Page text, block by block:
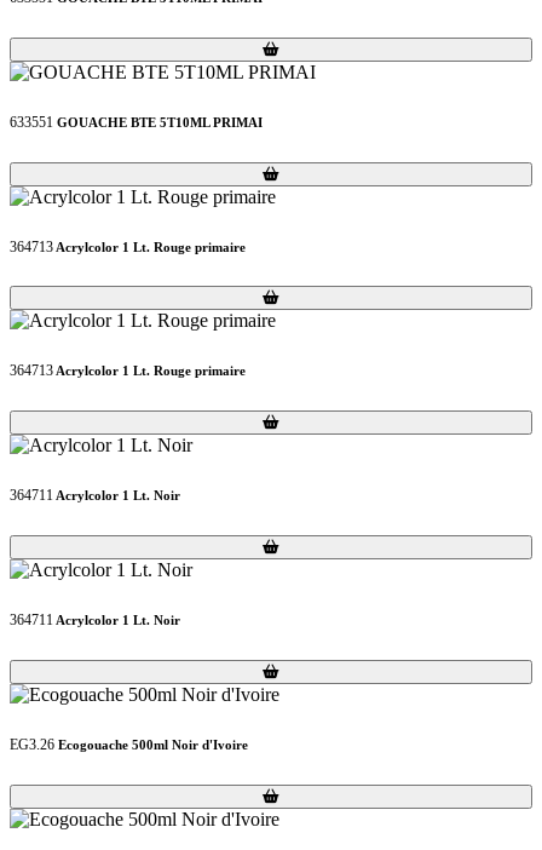
Loading...
Loading...
633551 GOUACHE BTE 5T10ML PRIMAI
Loading...
Loading...
364713 Acrylcolor 1 Lt. Rouge primaire
Loading...
Loading...
364713Acrylcolor 1 Lt. Rouge primaire
Loading...
Loading...
364711 Acrylcolor 1 Lt. Noir
Loading...
Loading...
364711 Acrylcolor 1 Lt. Noir
Loading...
Loading...
EG3.26 Ecogouache 500ml Noir d'Ivoire
Loading...
Loading...